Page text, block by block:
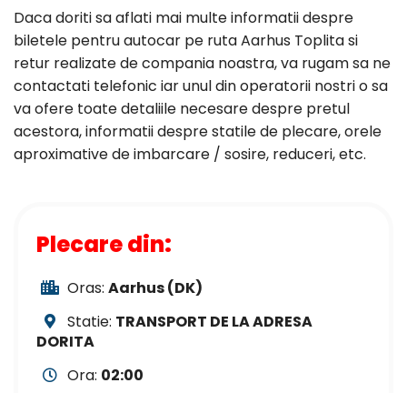
Daca doriti sa aflati mai multe informatii despre
biletele pentru autocar pe ruta Aarhus Toplita si
retur realizate de compania noastra, va rugam sa ne
contactati telefonic iar unul din operatorii nostri o sa
va ofere toate detaliile necesare despre pretul
acestora, informatii despre statile de plecare, orele
aproximative de imbarcare / sosire, reduceri, etc.
Plecare din:
Oras: Aarhus (DK)
Statie: TRANSPORT DE LA ADRESA
DORITA
Ora: 02:00